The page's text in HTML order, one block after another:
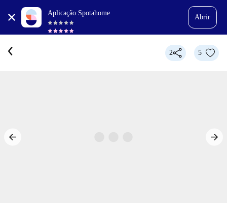
Aplicação Spotahome
Abrir
2 5